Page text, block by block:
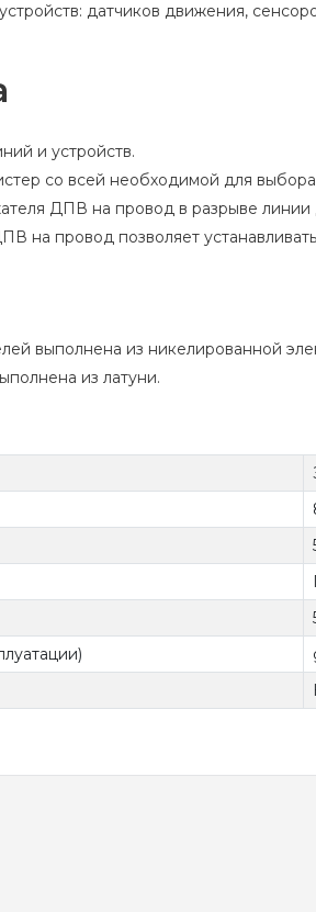
датчиков движения,
и устройств.
со всей необходимой для
ДПВ на провод в разрыве линии
на провод позволяет
выполнена из никелированной
из латуни.